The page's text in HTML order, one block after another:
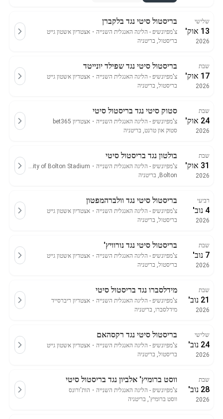
שלישי
13 אוק'
2026
בריסטול סיטי נגד בלקברן
צ'מפיונשיפ - הליגה האנגלית השנייה ・ אצטדיון אשטון גייט
בריסטול, בריטניה
שבת
17 אוק'
2026
בריסטול סיטי נגד שפילד יונייטד
צ'מפיונשיפ - הליגה האנגלית השנייה ・ אצטדיון אשטון גייט
בריסטול, בריטניה
שבת
24 אוק'
2026
סטוק סיטי נגד בריסטול סיטי
צ'מפיונשיפ - הליגה האנגלית השנייה ・ אצטדיון bet365
סטוק און טרנט, בריטניה
שבת
31 אוק'
2026
בולטון נגד בריסטול סיטי
צ'מפיונשיפ - הליגה האנגלית השנייה ・
University of Bolton Stadium
Bolton, בריטניה
רביעי
4 נוב'
2026
בריסטול סיטי נגד וולברהמפטון
צ'מפיונשיפ - הליגה האנגלית השנייה ・ אצטדיון אשטון גייט
בריסטול, בריטניה
שבת
7 נוב'
2026
בריסטול סיטי נגד נורוויץ'
צ'מפיונשיפ - הליגה האנגלית השנייה ・ אצטדיון אשטון גייט
בריסטול, בריטניה
שבת
21 נוב'
2026
מידלסברו נגד בריסטול סיטי
צ'מפיונשיפ - הליגה האנגלית השנייה ・ אצטדיון ריברסייד
מידלסברו, בריטניה
שלישי
24 נוב'
2026
בריסטול סיטי נגד רקסהאם
צ'מפיונשיפ - הליגה האנגלית השנייה ・ אצטדיון אשטון גייט
בריסטול, בריטניה
שבת
28 נוב'
2026
ווסט ברומיץ' אלביון נגד בריסטול סיטי
צ'מפיונשיפ - הליגה האנגלית השנייה ・ הות'ורונס
ווסט ברומיץ', בריטניה